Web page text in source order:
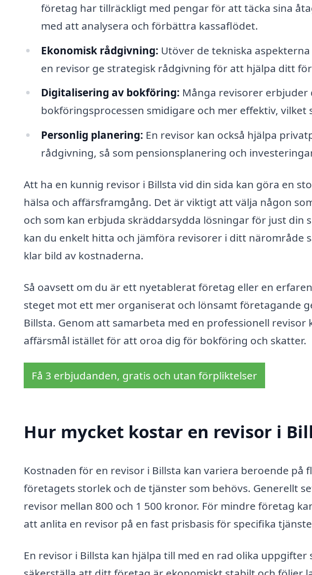
företag har tillräckligt med pengar för att täcka sina
med att analysera och förbättra kassaflödet.
Ekonomisk rådgivning: Utöver de tekniska
en revisor ge strategisk rådgivning för att hjälpa ditt
Digitalisering av bokföring: Många revisorer
bokföringsprocessen smidigare och mer effektiv, vilket
Personlig planering: En revisor kan också hjälpa
rådgivning, så som pensionsplanering och
Att ha en kunnig revisor i Billsta vid din sida kan göra en
hälsa och affärsframgång. Det är viktigt att välja någon
och som kan erbjuda skräddarsydda lösningar för just din
kan du enkelt hitta och jämföra revisorer i ditt närområde
klar bild av kostnaderna.
Så oavsett om du är ett nyetablerat företag eller en
steget mot ett mer organiserat och lönsamt företagande
Billsta. Genom att samarbeta med en professionell revisor
affärsmål istället för att oroa dig för bokföring och skatter.
Få 3 erbjudanden, gratis och utan förpliktelser
Hur mycket kostar en revisor i
Kostnaden för en revisor i Billsta kan variera beroende på
företagets storlek och de tjänster som behövs. Generellt
revisor mellan 800 och 1 500 kronor. För mindre företag
att anlita en revisor på en fast prisbasis för specifika
En revisor i Billsta kan hjälpa till med en rad olika